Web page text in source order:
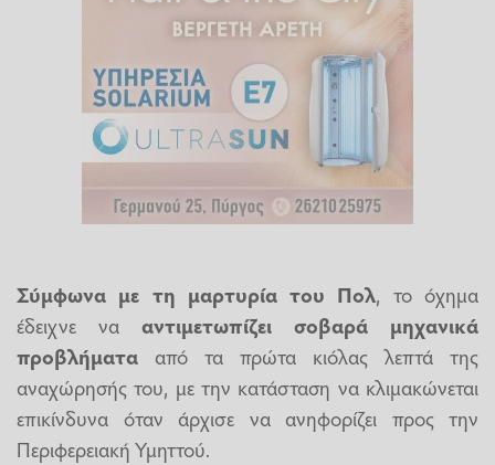
Σύμφωνα με τη μαρτυρία του Πολ, το όχημα
έδειχνε να αντιμετωπίζει σοβαρά μηχανικά
προβλήματα από τα πρώτα κιόλας λεπτά της
αναχώρησής του, με την κατάσταση να κλιμακώνεται
επικίνδυνα όταν άρχισε να ανηφορίζει προς την
Περιφερειακή Υμηττού.